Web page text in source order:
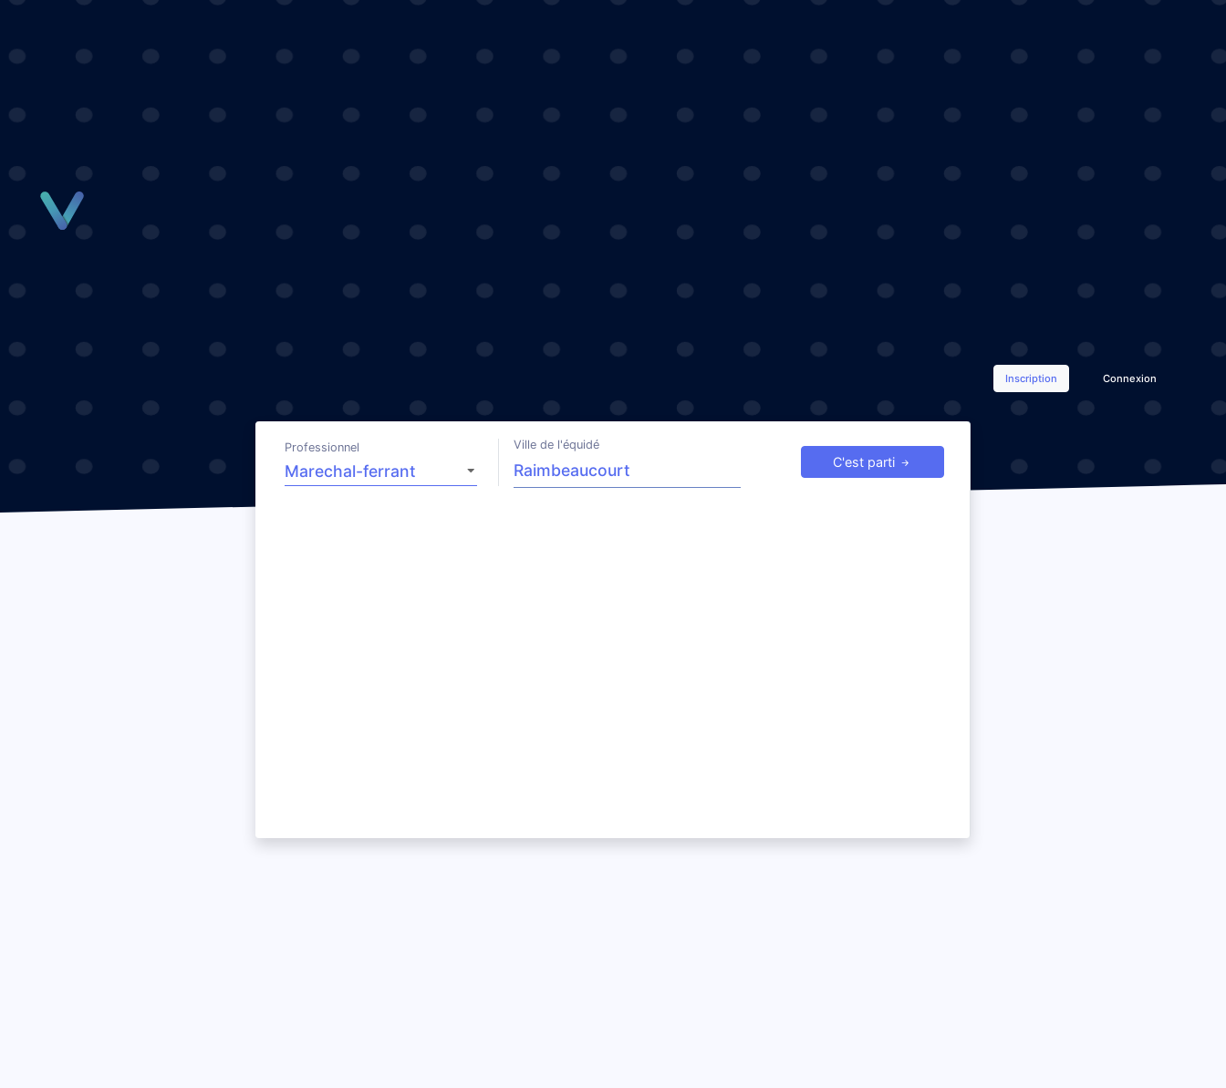
Inscription Connexion
Professionnel Ville de l'équidé
C'est parti